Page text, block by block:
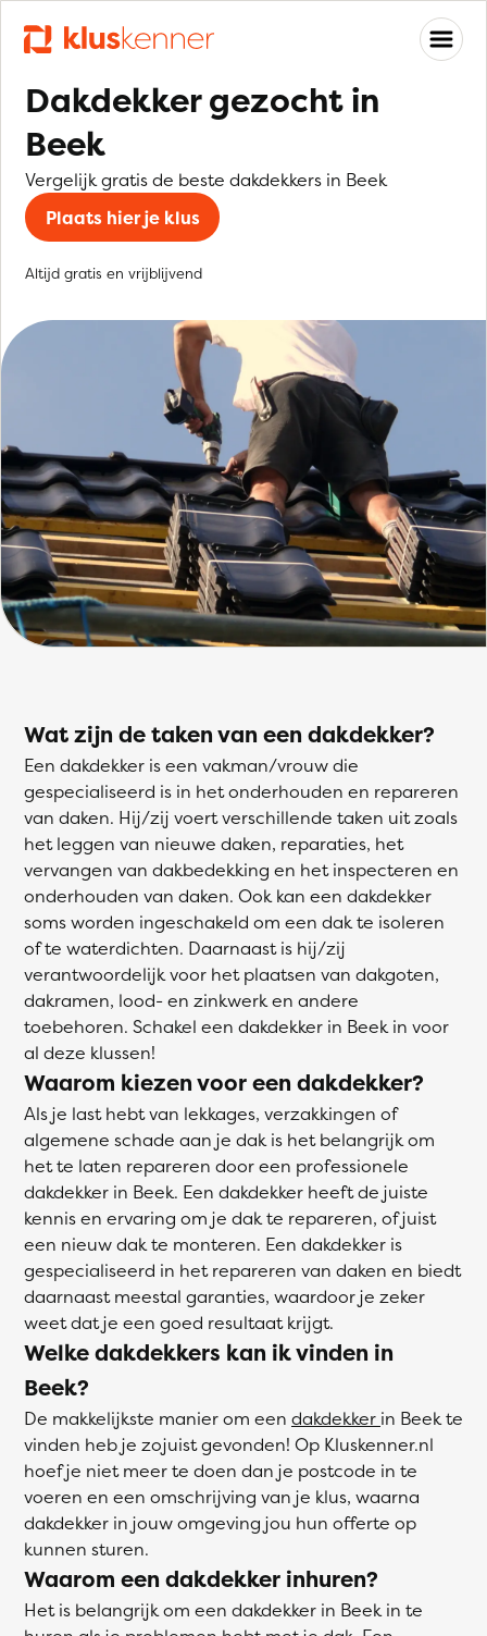
Dakdekker gezocht in
Beek
Vergelijk gratis de beste dakdekkers in Beek
Plaats hier je klus
Altijd gratis en vrijblijvend
Wat zijn de taken van een dakdekker?
Een dakdekker is een vakman/vrouw die
gespecialiseerd is in het onderhouden en repareren
van daken. Hij/zij voert verschillende taken uit zoals
het leggen van nieuwe daken, reparaties, het
vervangen van dakbedekking en het inspecteren en
onderhouden van daken. Ook kan een dakdekker
soms worden ingeschakeld om een dak te isoleren
of te waterdichten. Daarnaast is hij/zij
verantwoordelijk voor het plaatsen van dakgoten,
dakramen, lood- en zinkwerk en andere
toebehoren. Schakel een dakdekker in Beek in voor
al deze klussen!
Waarom kiezen voor een dakdekker?
Als je last hebt van lekkages, verzakkingen of
algemene schade aan je dak is het belangrijk om
het te laten repareren door een professionele
dakdekker in Beek. Een dakdekker heeft de juiste
kennis en ervaring om je dak te repareren, of juist
een nieuw dak te monteren. Een dakdekker is
gespecialiseerd in het repareren van daken en biedt
daarnaast meestal garanties, waardoor je zeker
weet dat je een goed resultaat krijgt.
Welke dakdekkers kan ik vinden in
Beek?
De makkelijkste manier om een dakdekker in Beek te
vinden heb je zojuist gevonden! Op Kluskenner.nl
hoef je niet meer te doen dan je postcode in te
voeren en een omschrijving van je klus, waarna
dakdekker in jouw omgeving jou hun offerte op
kunnen sturen.
Waarom een dakdekker inhuren?
Het is belangrijk om een dakdekker in Beek in te